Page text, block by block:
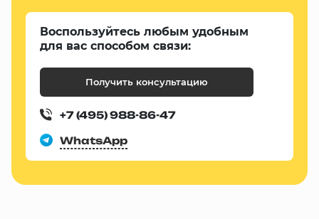
Воспользуйтесь любым удобным
для вас способом связи:
Получить консультацию
+7 (495) 988-86-47
WhatsApp